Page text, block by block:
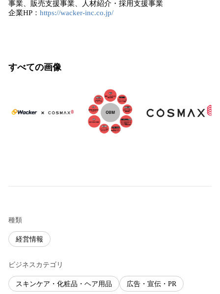
事業、販売支援事業、人材紹介・採用支援事業
企業HP： https://wacker-inc.co.jp/
すべての画像
種類
経営情報
ビジネスカテゴリ
スキンケア・化粧品・ヘア用品 広告・宣伝・PR